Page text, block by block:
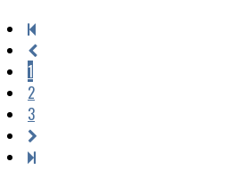
1
2
3